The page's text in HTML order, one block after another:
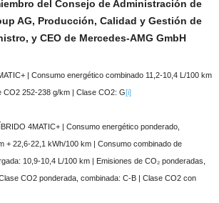
del Consejo de Administración de
AG, Producción, Calidad y Gestión de
y CEO de Mercedes‑AMG GmbH
| Consumo energético combinado 11,2-10,4 L/100 km
CO2 252-238 g/km | Clase CO2: G[i]
4MATIC+ | Consumo energético ponderado,
+ 22,6-22,1 kWh/100 km | Consumo combinado de
10,9-10,4 L/100 km | Emisiones de CO₂ ponderadas,
CO2 ponderada, combinada: C-B | Clase CO2 con